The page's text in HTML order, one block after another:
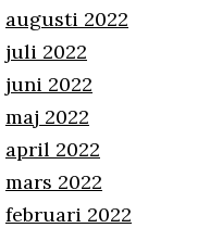
augusti 2022
juli 2022
juni 2022
maj 2022
april 2022
mars 2022
februari 2022